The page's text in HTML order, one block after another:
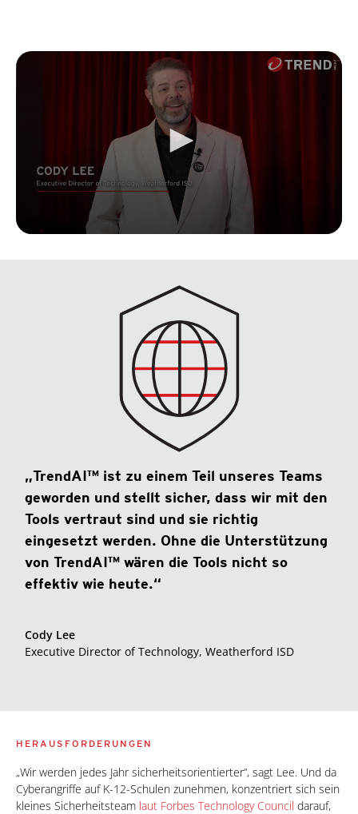
„TrendAI™ ist zu einem Teil unseres Teams
geworden und stellt sicher, dass wir mit den
Tools vertraut sind und sie richtig
eingesetzt werden. Ohne die Unterstützung
von TrendAI™ wären die Tools nicht so
effektiv wie heute.“
Cody Lee
Executive Director of Technology, Weatherford ISD
HERAUSFORDERUNGEN
„Wir werden jedes Jahr sicherheitsorientierter“, sagt Lee. Und da
Cyberangriffe auf K-12-Schulen zunehmen, konzentriert sich sein
kleines Sicherheitsteam laut Forbes Technology Council darauf,